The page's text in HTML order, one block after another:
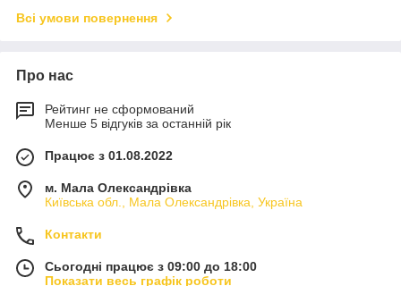
Всі умови повернення
Про нас
Рейтинг не сформований
Менше 5 відгуків за останній рік
Працює з 01.08.2022
м. Мала Олександрівка
Київська обл., Мала Олександрівка, Україна
Контакти
Сьогодні працює з 09:00 до 18:00
Показати весь графік роботи